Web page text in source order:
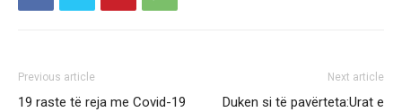
Previous article
19 raste të reja me Covid-19
Next article
Duken si të pavërteta:Urat e